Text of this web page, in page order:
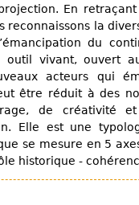
En
reconnaissons la
du
outil vivant, ouvert
acteurs qui
être réduit à des
de créativité
Elle est une
se mesure en 5
historique -